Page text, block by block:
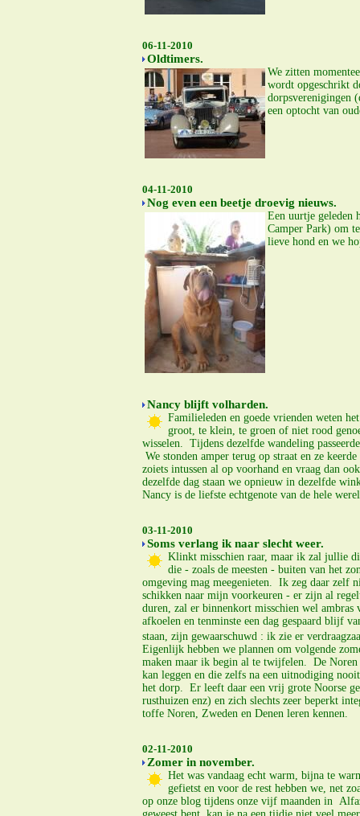
06-11-2010
Oldtimers.
We zitten
wordt opgeschrikt
dorpsverenigingen
een optocht van
04-11-2010
Nog even een beetje droevig nieuws.
Een uurtje geleden
Camper Park) om
lieve hond en we
Nancy blijft volharden.
Familieleden en goede vrienden weten
groot, te klein, te groen of niet rood
wisselen. Tijdens dezelfde wandeling
We stonden amper terug op straat en ze
zoiets intussen al op voorhand en vraag dan
dezelfde dag staan we opnieuw in dezelfde
Nancy is de liefste echtgenote van de hele
03-11-2010
Soms verlang ik naar slecht weer.
Klinkt misschien raar, maar ik zal jullie
die - zoals de meesten - buiten van het
omgeving mag meegenieten. Ik zeg daar zelf
schikken naar mijn voorkeuren - er zijn al
duren, zal er binnenkort misschien wel
afkoelen en tenminste een dag gespaard blijf
staan, zijn gewaarschuwd : ik zie er
Eigenlijk hebben we plannen om volgende
maken maar ik begin al te twijfelen. De Noren
kan leggen en die zelfs na een uitnodiging
het dorp. Er leeft daar een vrij grote Noorse
rusthuizen enz) en zich slechts zeer beperkt
toffe Noren, Zweden en Denen leren kennen.
02-11-2010
Zomer in november.
Het was vandaag echt warm, bijna te
gefietst en voor de rest hebben we, net
op onze blog tijdens onze vijf maanden in